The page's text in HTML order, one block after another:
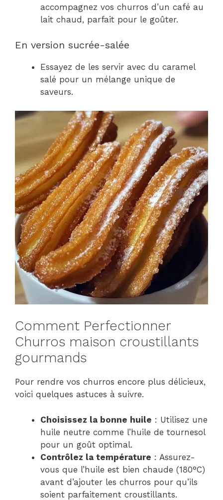
accompagnez vos churros d’un café au
lait chaud, parfait pour le goûter.
En version sucrée-salée
Essayez de les servir avec du caramel
salé pour un mélange unique de
saveurs.
Comment Perfectionner
Churros maison croustillants
gourmands
Pour rendre vos churros encore plus délicieux,
voici quelques astuces à suivre.
Choisissez la bonne huile : Utilisez une
huile neutre comme l’huile de tournesol
pour un goût optimal.
Contrôlez la température : Assurez-
vous que l’huile est bien chaude (180°C)
avant d’ajouter les churros pour qu’ils
soient parfaitement croustillants.